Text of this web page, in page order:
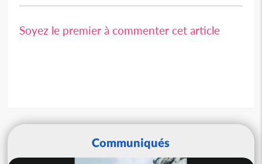
Soyez le premier à commenter cet article
Communiqués